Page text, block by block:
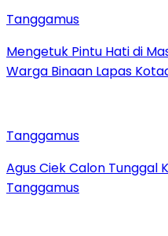
Tanggamus
Mengetuk Pintu Hati di
Warga Binaan Lapas
Tanggamus
Agus Ciek Calon Tunggal
Tanggamus